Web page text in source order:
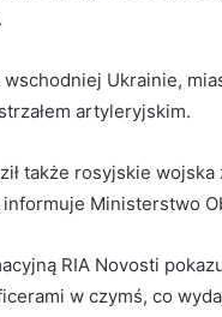
Ukrainie,
artyleryjskim.
także rosyjskie wojska
Ministerstwo
RIA Novosti
w czymś, co